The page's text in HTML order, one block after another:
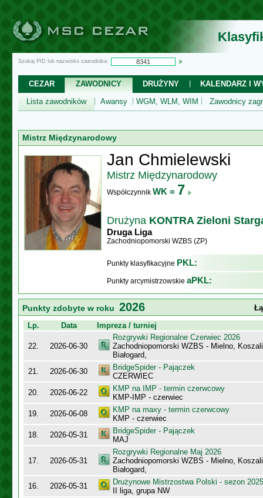
Szukaj PID lub nazwisko zawodnika:
CEZAR ZAWODNICY DRUŻYNY
KALENDARZ I
Lista zawodników
Awansy WGM, WLM, WIM Zawodnicy
Mistrz Międzynarodowy
Jan Chmielewski
Mistrz Międzynarodowy
Współczynnik WK = 7
Drużyna KONTRA Zieloni
Druga Liga
Zachodniopomorski WZBS (ZP)
Punkty klasyfikacyjne PKL:
Punkty arcymistrzowskie aPKL:
Punkty zdobyte w roku 2026
Lp.
Data Impreza / turniej
22. 2026-06-30
Rozgrywki Regionalne Czerwiec 2026
Zachodniopomorski WZBS - Mielno,
Białogard,
21.
2026-06-30
BridgeSpider - Pajączek
CZERWIEC
20.
2026-06-22
KMP na IMP - termin czerwcowy
KMP-IMP - czerwiec
19.
2026-06-08
KMP na maxy - termin czerwcowy
KMP - czerwiec
18.
2026-05-31
BridgeSpider - Pajączek
MAJ
17. 2026-05-31
Rozgrywki Regionalne Maj 2026
Zachodniopomorski WZBS - Mielno,
Białogard,
16.
2026-05-31
Drużynowe Mistrzostwa Polski - sezon
II liga, grupa NW